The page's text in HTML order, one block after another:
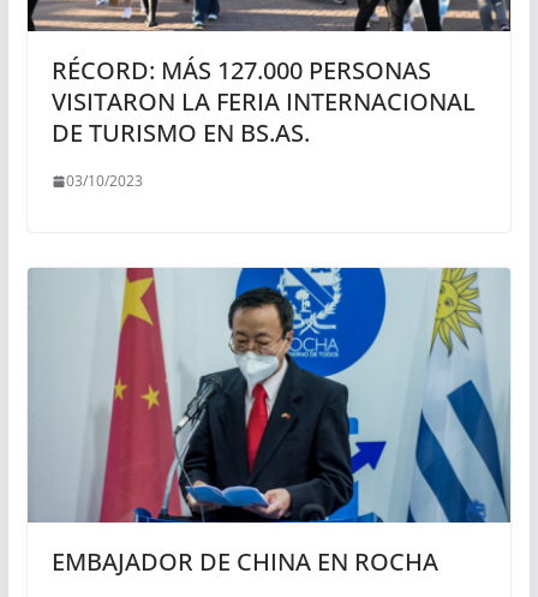
RÉCORD: MÁS 127.000 PERSONAS
VISITARON LA FERIA INTERNACIONAL
DE TURISMO EN BS.AS.
03/10/2023
EMBAJADOR DE CHINA EN ROCHA